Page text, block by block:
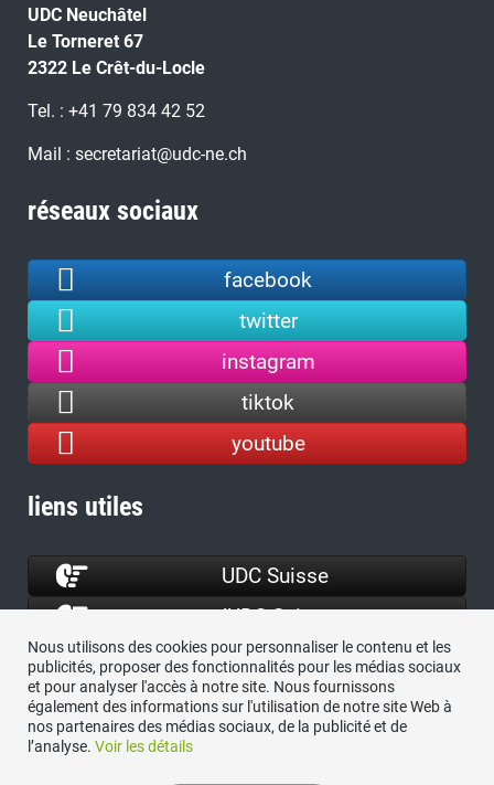
UDC Neuchâtel
Le Torneret 67
2322 Le Crêt-du-Locle
Tel. : +41 79 834 42 52
Mail : secretariat@udc-ne.ch
réseaux sociaux
facebook
twitter
instagram
tiktok
youtube
liens utiles
UDC Suisse
JUDC Suisse
ProTELL
ASIN
Nous utilisons des cookies pour personnaliser le contenu et les
publicités, proposer des fonctionnalités pour les médias sociaux
et pour analyser l'accès à notre site. Nous fournissons
également des informations sur l'utilisation de notre site Web à
nos partenaires des médias sociaux, de la publicité et de
l’analyse. Voir les détails